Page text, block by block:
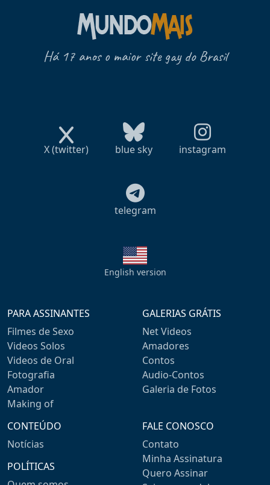
Há 17 anos o maior site gay do Brasil
X (twitter) blue sky instagram
telegram
English version
PARA ASSINANTES
Filmes de Sexo
Videos Solos
Videos de Oral
Fotografia
Amador
Making of
GALERIAS GRÁTIS
Net Videos
Amadores
Contos
Audio-Contos
Galeria de Fotos
CONTEÚDO
Notícias
POLÍTICAS
FALE CONOSCO
Contato
Minha Assinatura
Quero Assinar